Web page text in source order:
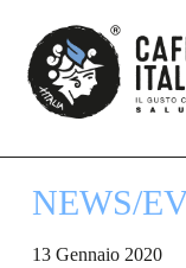
NEWS/
13 Gennaio 2020